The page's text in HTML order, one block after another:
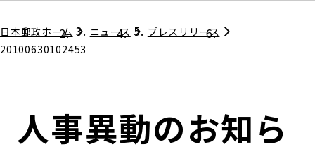
グループ情報トップ
コンプライアンス
株主・投資家情報トップ
個人投資家のみなさまへ
ニューストップ
サステナビリティトップ
担当役員メッセージ
採用情報トップ
日本郵政ホーム ニュース
プレスリリース
20100630102453
人事異動のお知ら